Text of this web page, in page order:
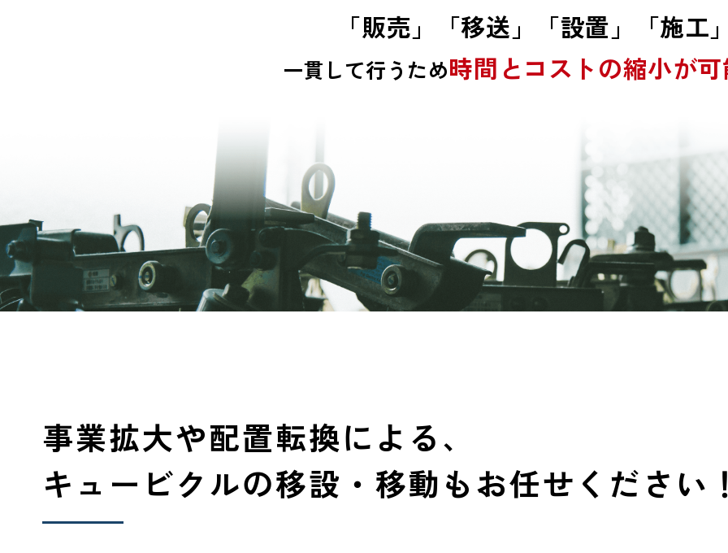
「販売」「移送」「設置」「施工
一貫して行うため時間とコストの縮小が
事業拡大や配置転換による、
キュービクルの移設・移動もお任せください